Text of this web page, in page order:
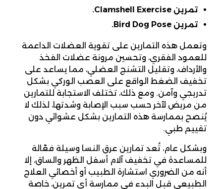
تمرين Clamshell Exercise.
تمرين Bird Dog Pose.
وتعمل هذه التمارين على تقوية العضلات الداعمة
للعمود الفقري، وتحسين مرونة عضلات الفخذ
والأرداف، وتقليل التشنج العضلي، مما يساعد على
تخفيف الضغط الواقع على العصب الوركي بشكل
تدريجي وآمن. ومع ذلك، تختلف الاستجابة للتمارين
من مريض لآخر حسب سبب الإصابة وشدتها، لذلك لا
يُنصح بممارسة هذه التمارين بشكل عشوائي دون
تقييم طبي.
وبشكل عام، تُعد تمارين عرق النسا وسيلة فعّالة
للمساعدة في تخفيف آلام أسفل الظهر والساق، إلا
أنه من الضروري استشارة الطبيب أو أخصائي العلاج
الطبيعي قبل البدء في ممارسة أي تمرين، خاصة